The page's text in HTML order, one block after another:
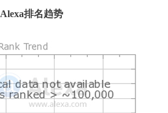
Alexa排名趋势